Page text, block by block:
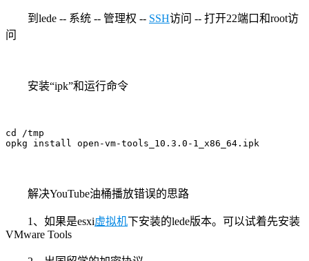
到lede -- 系统 -- 管理权 -- SSH访问 -- 打开22端口和root访
问
安装“ipk”和运行命令
cd /tmp
opkg install open-vm-tools_10.3.0-1_x86_64.ipk
解决YouTube油桶播放错误的思路
1、如果是esxi虚拟机下安装的lede版本。可以试着先安装
VMware Tools